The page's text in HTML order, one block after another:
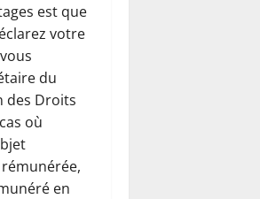
est que
votre
du
des Droits
où
en